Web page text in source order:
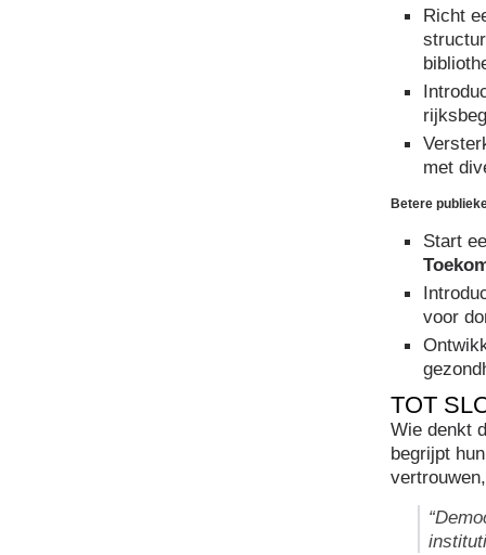
Richt
met
Betere
Start
voor
TOT
Wie denkt
begrijpt